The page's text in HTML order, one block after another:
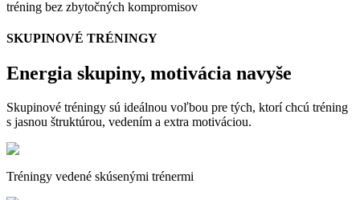
tréning bez zbytočných kompromisov
SKUPINOVÉ TRÉNINGY
Energia skupiny, motivácia navyše
Skupinové tréningy sú ideálnou voľbou pre tých, ktorí chcú tréning
s jasnou štruktúrou, vedením a extra motiváciou.
Tréningy vedené skúsenými trénermi